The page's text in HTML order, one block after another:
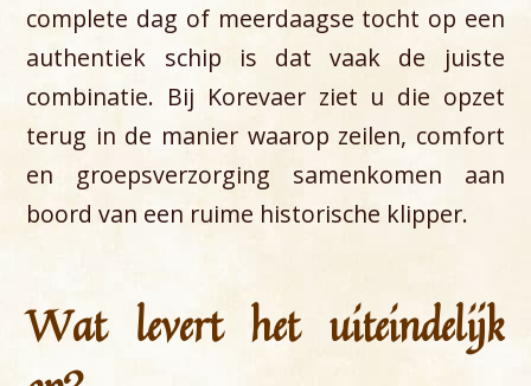
complete dag of meerdaagse tocht op een
authentiek schip is dat vaak de juiste
combinatie. Bij Korevaer ziet u die opzet
terug in de manier waarop zeilen, comfort
en groepsverzorging samenkomen aan
boord van een ruime historische klipper.
Wat levert het uiteindelijk